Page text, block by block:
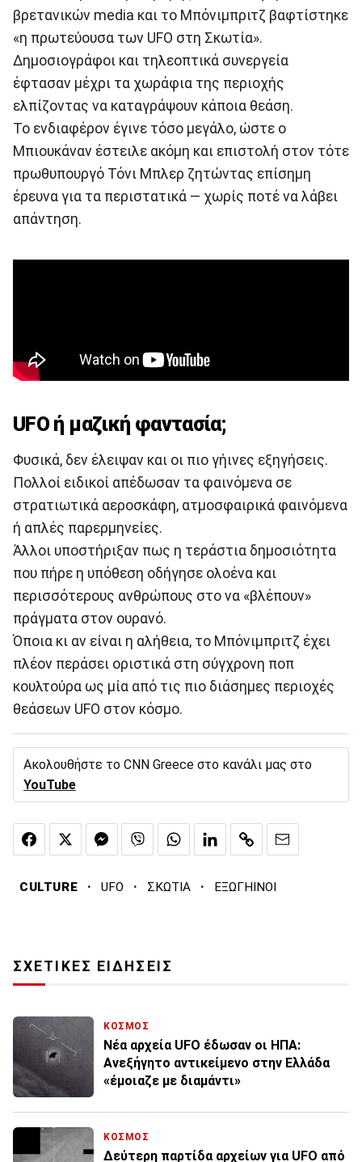
βρετανικών media και το Μπόνιμπριτζ βαφτίστηκε
«η πρωτεύουσα των UFO στη Σκωτία».
Δημοσιογράφοι και τηλεοπτικά συνεργεία
έφτασαν μέχρι τα χωράφια της περιοχής
ελπίζοντας να καταγράψουν κάποια θεάση.
Το ενδιαφέρον έγινε τόσο μεγάλο, ώστε ο
Μπιουκάναν έστειλε ακόμη και επιστολή στον τότε
πρωθυπουργό Τόνι Μπλερ ζητώντας επίσημη
έρευνα για τα περιστατικά — χωρίς ποτέ να λάβει
απάντηση.
UFO ή μαζική φαντασία;
Φυσικά, δεν έλειψαν και οι πιο γήινες εξηγήσεις.
Πολλοί ειδικοί απέδωσαν τα φαινόμενα σε
στρατιωτικά αεροσκάφη, ατμοσφαιρικά φαινόμενα
ή απλές παρερμηνείες.
Άλλοι υποστήριξαν πως η τεράστια δημοσιότητα
που πήρε η υπόθεση οδήγησε ολοένα και
περισσότερους ανθρώπους στο να «βλέπουν»
πράγματα στον ουρανό.
Όποια κι αν είναι η αλήθεια, το Μπόνιμπριτζ έχει
πλέον περάσει οριστικά στη σύγχρονη ποπ
κουλτούρα ως μία από τις πιο διάσημες περιοχές
θεάσεων UFO στον κόσμο.
Ακολουθήστε το CNN Greece στο κανάλι μας στο
YouTube
CULTURE · UFO · ΣΚΩΤΙΑ · ΕΞΩΓΗΙΝΟΙ
ΣΧΕΤΙΚΕΣ ΕΙΔΗΣΕΙΣ
ΚΟΣΜΟΣ
Νέα αρχεία UFO έδωσαν οι ΗΠΑ:
Ανεξήγητο αντικείμενο στην Ελλάδα
«έμοιαζε με διαμάντι»
ΚΟΣΜΟΣ
Δεύτερη παρτίδα αρχείων για UFO από